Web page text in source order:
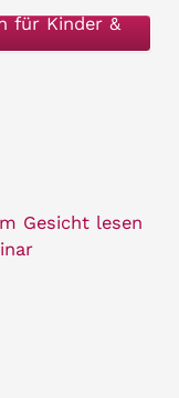
für Kinder &
Gesicht lesen